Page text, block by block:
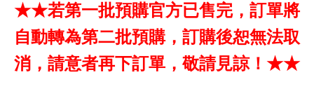
★★若第一批預購官方已售完，訂單將
自動轉為第二批預購，訂購後恕無法取
消，請意者再下訂單，敬請見諒！★★